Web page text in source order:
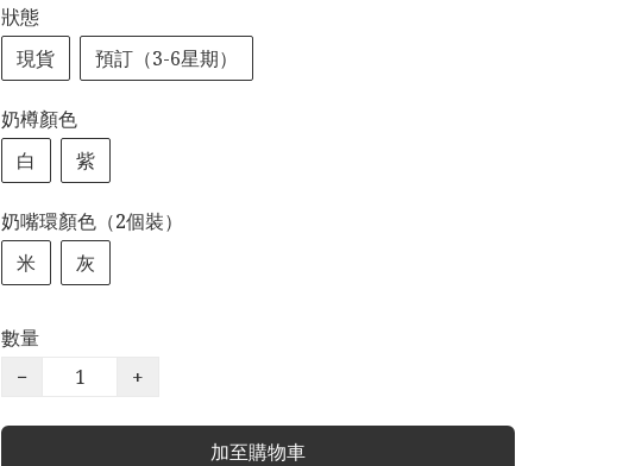
狀態
現貨
預訂（3-6星期）
奶樽顏色
白
紫
奶嘴環顏色（2個裝）
米
灰
數量
−
+
加至購物車